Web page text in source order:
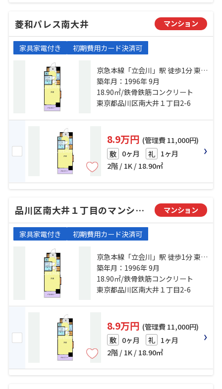
菱和パレス南大井 マンション
家具家電付き 初期費用カード決済可
京急本線「立会川」駅 徒歩1分 東京
モノレール「大井競馬場前」駅 徒
歩12分 京浜東北線「大井町」駅 徒
歩18分
築年月：1996年 9月
18.90㎡/鉄骨鉄筋コンクリート
東京都品川区南大井１丁目2-6
8.9万円 (管理費 11,000円)
敷 0ヶ月 礼 1ヶ月
2階 / 1K / 18.90㎡
品川区南大井１丁目のマンション マンション
家具家電付き 初期費用カード決済可
京急本線「立会川」駅 徒歩1分 東京
モノレール「大井競馬場前」駅 徒
歩12分 京浜東北線「大井町」駅 徒
歩18分
築年月：1996年 9月
18.90㎡/鉄骨鉄筋コンクリート
東京都品川区南大井１丁目2-6
8.9万円 (管理費 11,000円)
敷 0ヶ月 礼 1ヶ月
2階 / 1K / 18.90㎡